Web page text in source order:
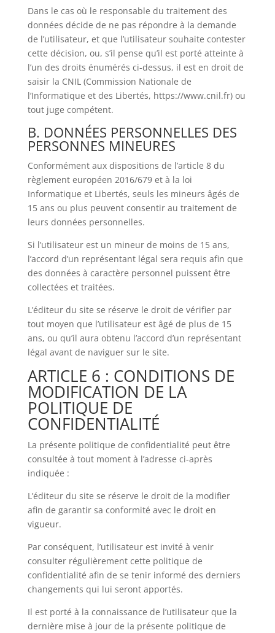
Dans le cas où le responsable du traitement des
données décide de ne pas répondre à la demande
de l’utilisateur, et que l’utilisateur souhaite contester
cette décision, ou, s’il pense qu’il est porté atteinte à
l’un des droits énumérés ci-dessus, il est en droit de
saisir la CNIL (Commission Nationale de
l’Informatique et des Libertés, https://www.cnil.fr) ou
tout juge compétent.
B. DONNÉES PERSONNELLES DES
PERSONNES MINEURES
Conformément aux dispositions de l’article 8 du
règlement européen 2016/679 et à la loi
Informatique et Libertés, seuls les mineurs âgés de
15 ans ou plus peuvent consentir au traitement de
leurs données personnelles.
Si l’utilisateur est un mineur de moins de 15 ans,
l’accord d’un représentant légal sera requis afin que
des données à caractère personnel puissent être
collectées et traitées.
L’éditeur du site se réserve le droit de vérifier par
tout moyen que l’utilisateur est âgé de plus de 15
ans, ou qu’il aura obtenu l’accord d’un représentant
légal avant de naviguer sur le site.
ARTICLE 6 : CONDITIONS DE
MODIFICATION DE LA
POLITIQUE DE
CONFIDENTIALITÉ
La présente politique de confidentialité peut être
consultée à tout moment à l’adresse ci-après
indiquée :
L’éditeur du site se réserve le droit de la modifier
afin de garantir sa conformité avec le droit en
vigueur.
Par conséquent, l’utilisateur est invité à venir
consulter régulièrement cette politique de
confidentialité afin de se tenir informé des derniers
changements qui lui seront apportés.
Il est porté à la connaissance de l’utilisateur que la
dernière mise à jour de la présente politique de